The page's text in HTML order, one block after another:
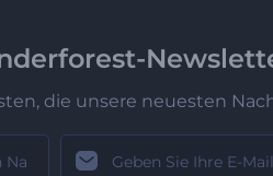
die unsere neuesten